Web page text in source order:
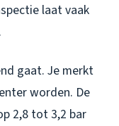
laat vaak
gaat. Je merkt
worden. De
2,8 tot 3,2 bar